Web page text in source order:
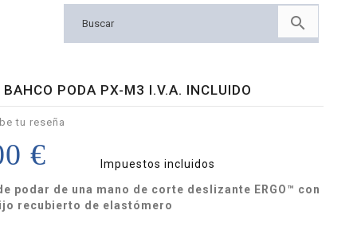

PODA PX-M3 I.V.A. INCLUIDO
tu reseña
€
Impuestos incluidos
podar de una mano de corte deslizante ERGO™ con
recubierto de elastómero